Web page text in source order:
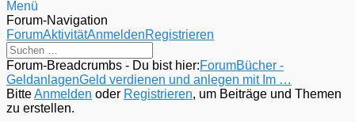
Menü
Forum-Navigation
ForumAktivitätAnmeldenRegistrieren
Forum-Breadcrumbs - Du bist hier:ForumBücher -
GeldanlagenGeld verdienen und anlegen mit Im …
BitteAnmelden oder Registrieren, um Beiträge und Themen
zu erstellen.